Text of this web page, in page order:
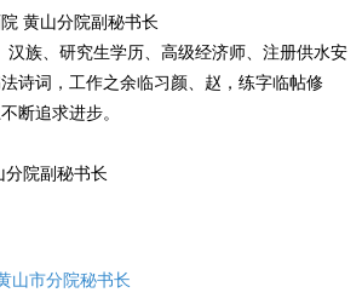
黄山分院副秘书长
汉族、研究生学历、高级经济师、注册供水安
诗词，工作之余临习颜、赵，练字临帖修
断追求进步。
分院副秘书长
山市分院秘书长